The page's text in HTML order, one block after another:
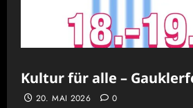
Kultur für alle –
20. MAI 2026 0